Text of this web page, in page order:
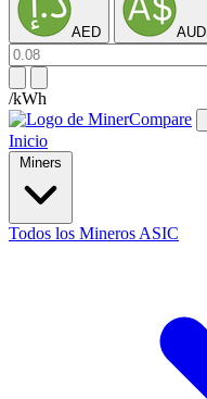
AED AUD
/kWh
Inicio
Miners
Todos los Mineros ASIC